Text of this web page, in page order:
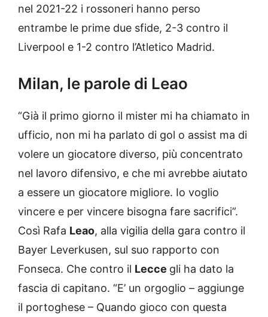
nel 2021-22 i rossoneri hanno perso
entrambe le prime due sfide, 2-3 contro il
Liverpool e 1-2 contro l’Atletico Madrid.
Milan, le parole di Leao
“Già il primo giorno il mister mi ha chiamato in
ufficio, non mi ha parlato di gol o assist ma di
volere un giocatore diverso, più concentrato
nel lavoro difensivo, e che mi avrebbe aiutato
a essere un giocatore migliore. Io voglio
vincere e per vincere bisogna fare sacrifici”.
Così Rafa Leao, alla vigilia della gara contro il
Bayer Leverkusen, sul suo rapporto con
Fonseca. Che contro il Lecce gli ha dato la
fascia di capitano. “E’ un orgoglio – aggiunge
il portoghese – Quando gioco con questa